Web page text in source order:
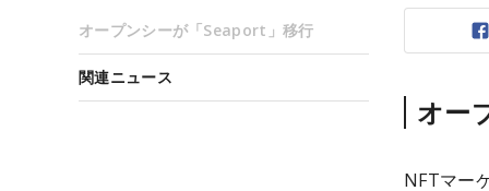
オー
NFTマー
オープンシーが「Seaport」移行
関連ニュース